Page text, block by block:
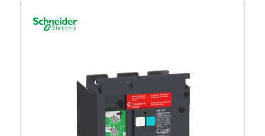
closed contact
0